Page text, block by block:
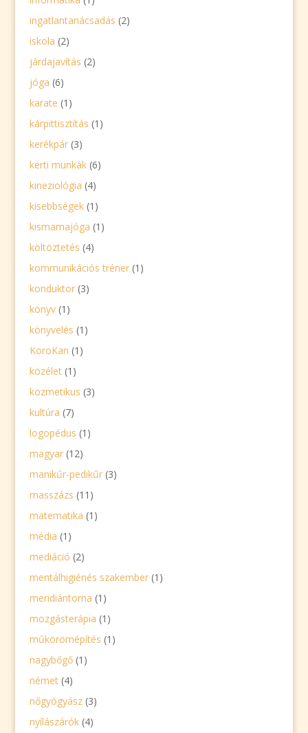
ingatlantanácsadás (2)
iskola (2)
járdajavítás (2)
jóga (6)
karate (1)
kárpittisztítás (1)
kerékpár(3)
kerti munkák(6)
kineziológia (4)
kisebbségek(1)
kismamajóga (1)
költöztetés (4)
kommunikációs tréner(1)
konduktor(3)
könyv(1)
könyvelés (1)
KoroKan (1)
közélet(1)
kozmetikus (3)
kultúra (7)
logopédus (1)
magyar(12)
manikűr-pedikűr(3)
masszázs (11)
matematika (1)
média (1)
mediáció (2)
mentálhigiénés szakember(1)
meridiántorna (1)
mozgásterápia (1)
műkörömépítés (1)
nagybőgő(1)
német(4)
nőgyógyász(3)
nyílászárók(4)